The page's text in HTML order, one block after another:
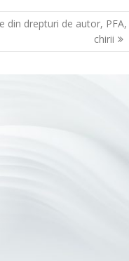
din drepturi de autor, PFA,
chirii